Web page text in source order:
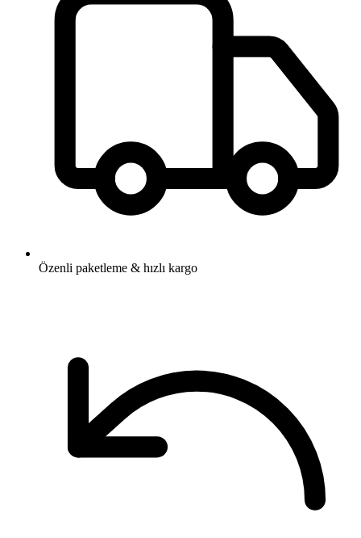
Özenli paketleme & hızlı kargo